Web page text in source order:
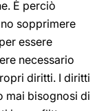
È perciò
sopprimere
essere
necessario
diritti. I diritti
mai bisognosi di